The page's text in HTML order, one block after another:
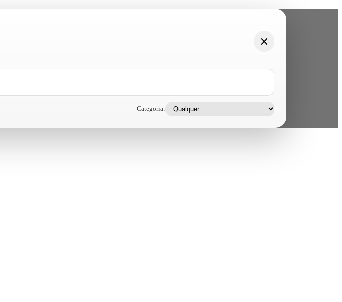
Categoria: